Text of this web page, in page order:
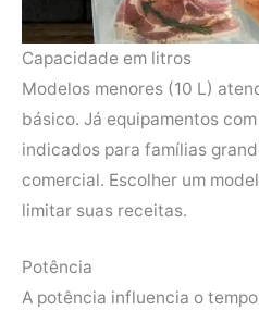
Capacidade em litros
Modelos menores (10 L)
básico. Já equipamentos
indicados para famílias
comercial. Escolher um
limitar suas receitas.
Potência
A potência influencia o